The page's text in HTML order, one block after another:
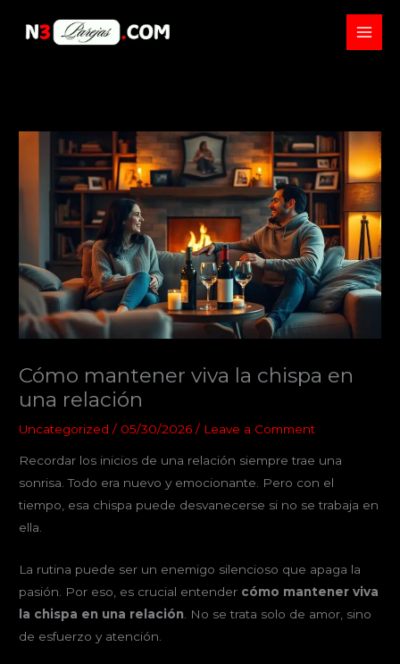
Cómo mantener viva la chispa en
una relación
Uncategorized / 05/30/2026/ Leave a Comment
Recordar los inicios de una relación siempre trae una
sonrisa. Todo era nuevo y emocionante. Pero con el
tiempo, esa chispa puede desvanecerse si no se trabaja en
ella.
La rutina puede ser un enemigo silencioso que apaga la
pasión. Por eso, es crucial entender cómo mantener viva
la chispa en una relación . No se trata solo de amor, sino
de esfuerzo y atención.